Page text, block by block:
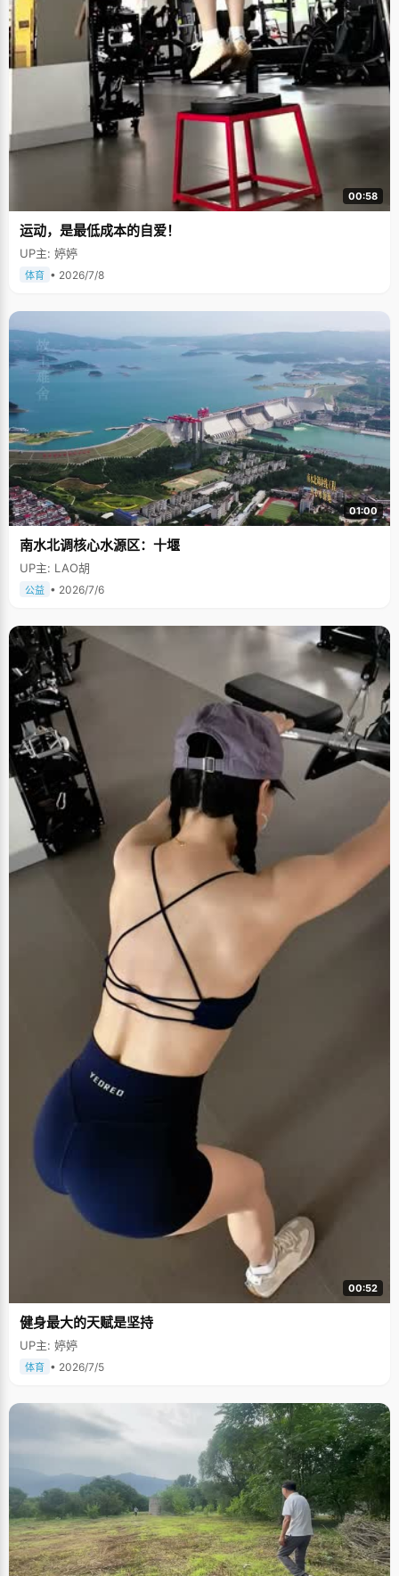
00:58
运动，是最低成本的自爱！
UP主: 婷婷
体育 • 2026/7/8
01:00
南水北调核心水源区：十堰
UP主: LAO胡
公益 • 2026/7/6
00:52
健身最大的天赋是坚持
UP主: 婷婷
体育 • 2026/7/5